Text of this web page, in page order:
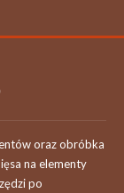
oraz obróbka
na elementy
po